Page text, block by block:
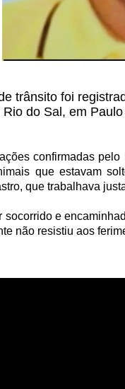
trânsito foi
do Sal, em
confirmadas
que estavam
que trabalhava
socorrido e
não resistiu aos